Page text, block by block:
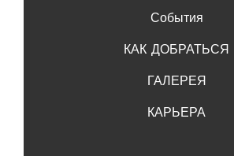
События
КАК ДОБРАТЬСЯ
ГАЛЕРЕЯ
КАРЬЕРА